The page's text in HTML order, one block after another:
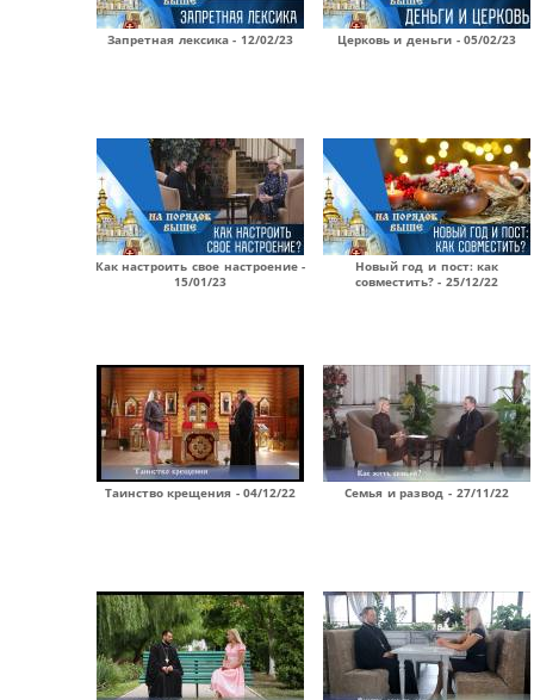
Запретная лексика - 12/02/23 Церковь и деньги - 05/02/23
Как настроить свое настроение -
15/01/23
Новый год и пост: как
совместить? - 25/12/22
Таинство крещения - 04/12/22 Семья и развод - 27/11/22